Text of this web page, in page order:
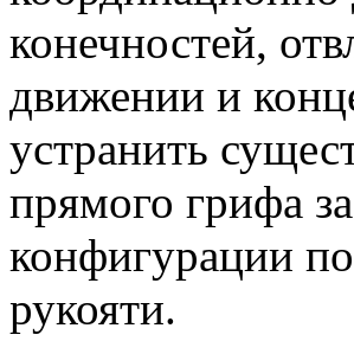
конечностей,
движении и
устранить
прямого грифа
конфигурации
рукояти.